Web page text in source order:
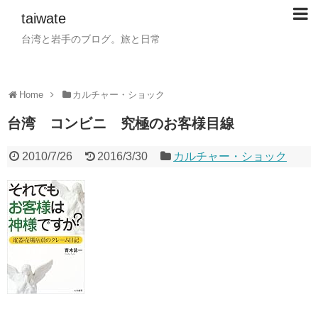
taiwate
台湾と岩手のブログ。旅と日常
Home カルチャー・ショック
台湾 コンビニ 究極のお客様目線
2010/7/26 2016/3/30 カルチャー・ショック